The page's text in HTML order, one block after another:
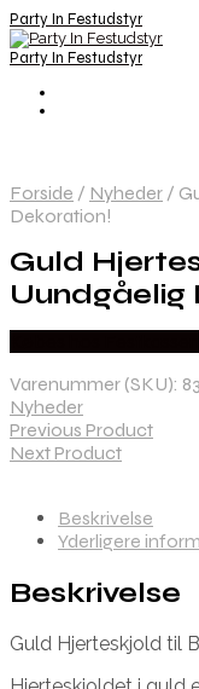
Party In Festudstyr
Party In Festudstyr
Forside / Nyheder /
Dekoration!
Guld
Uundgåelig
Varenummer (SKU):
Nyheder
Previous Product
Next Product
Beskrivelse
Yderligere
Beskrivelse
Guld Hjerteskjold til